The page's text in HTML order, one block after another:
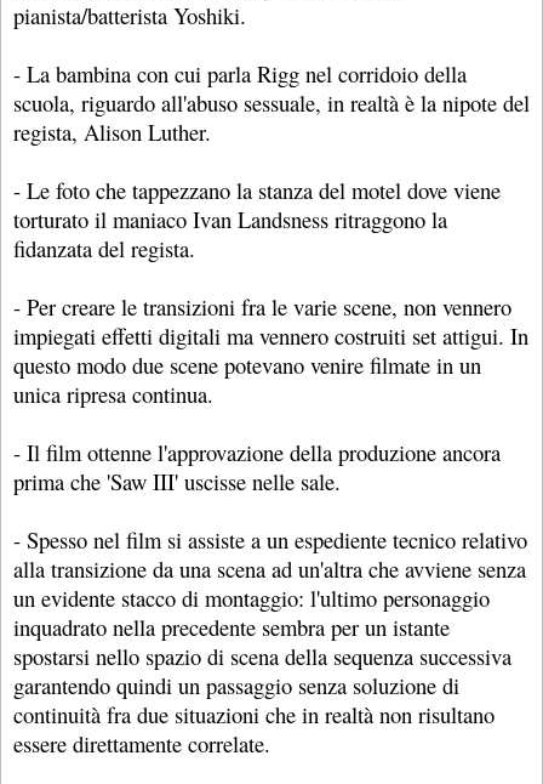
pianista/batterista Yoshiki.
- La bambina con cui parla Rigg nel corridoio della
scuola, riguardo all'abuso sessuale, in realtà è la nipote del
regista, Alison Luther.
- Le foto che tappezzano la stanza del motel dove viene
torturato il maniaco Ivan Landsness ritraggono la
fidanzata del regista.
- Per creare le transizioni fra le varie scene, non vennero
impiegati effetti digitali ma vennero costruiti set attigui. In
questo modo due scene potevano venire filmate in un
unica ripresa continua.
- Il film ottenne l'approvazione della produzione ancora
prima che 'Saw III' uscisse nelle sale.
- Spesso nel film si assiste a un espediente tecnico relativo
alla transizione da una scena ad un'altra che avviene senza
un evidente stacco di montaggio: l'ultimo personaggio
inquadrato nella precedente sembra per un istante
spostarsi nello spazio di scena della sequenza successiva
garantendo quindi un passaggio senza soluzione di
continuità fra due situazioni che in realtà non risultano
essere direttamente correlate.